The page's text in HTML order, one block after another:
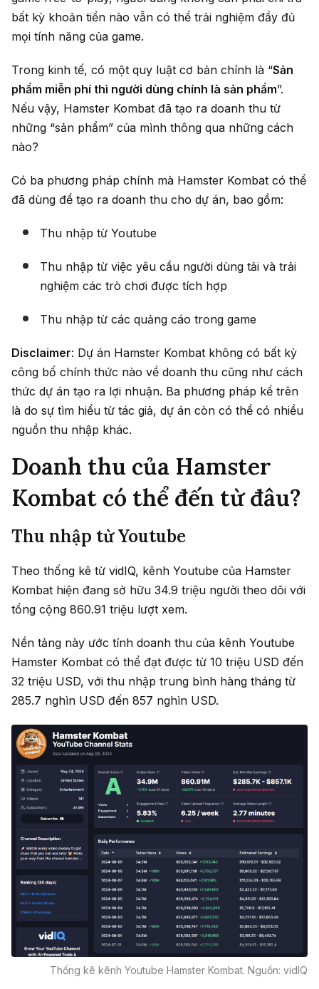
bất kỳ khoản tiền nào vẫn có thể trải nghiệm đầy đủ
mọi tính năng của game.
Trong kinh tế, có một quy luật cơ bản chính là “Sản
phẩm miễn phí thì người dùng chính là sản phẩm”.
Nếu vậy, Hamster Kombat đã tạo ra doanh thu từ
những “sản phẩm” của mình thông qua những cách
nào?
Có ba phương pháp chính mà Hamster Kombat có thể
đã dùng để tạo ra doanh thu cho dự án, bao gồm:
Thu nhập từ Youtube
Thu nhập từ việc yêu cầu người dùng tải và trải
nghiệm các trò chơi được tích hợp
Thu nhập từ các quảng cáo trong game
Disclaimer: Dự án Hamster Kombat không có bất kỳ
công bố chính thức nào về doanh thu cũng như cách
thức dự án tạo ra lợi nhuận. Ba phương pháp kể trên
là do sự tìm hiểu từ tác giả, dự án còn có thể có nhiều
nguồn thu nhập khác.
Doanh thu của Hamster
Kombat có thể đến từ đâu?
Thu nhập từ Youtube
Theo thống kê từ vidIQ, kênh Youtube của Hamster
Kombat hiện đang sở hữu 34.9 triệu người theo dõi với
tổng cộng 860.91 triệu lượt xem.
Nền tảng này ước tính doanh thu của kênh Youtube
Hamster Kombat có thể đạt được từ 10 triệu USD đến
32 triệu USD, với thu nhập trung bình hàng tháng từ
285.7 nghìn USD đến 857 nghìn USD.
Thống kê kênh Youtube Hamster Kombat. Nguồn: vidIQ